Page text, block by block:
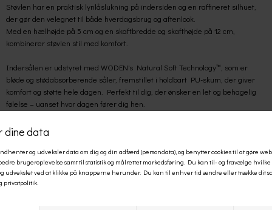
Støvlen har en praktisk lynlåslukning på indersiden og en raffineret silhuet,
der gør den velegnet til både hverdagsbrug og aftenlook.
Med en hælhøjde på 5 cm og en skaftbredde og skafthøjde på 12 cm,
kombinerer støvlen stil med komfort.
Indersålen er udstyret med WODEN's Natural Soft Technology™, som er
bløde og stødabsorberende såler, fremstillet i holdbart PU-skum, der giver
komfort og støtte hele dagen. Perfekt til dig, der ønsker en let og behagelig
følelse – uanset hvor dagen fører dig hen.
et godt fodfæste.
Saga er et smukt og bæredygtigt valg til dig, der ønsker en støvle med både
elegance og funktionalitet.
WODEN er et dansk sneakerbrand, der kombinerer skandinavisk æstetik med